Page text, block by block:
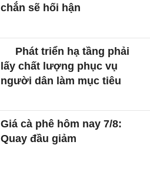
chắn sẽ hối hận
Phát triển hạ tầng phải
lấy chất lượng phục vụ
người dân làm mục tiêu
Giá cà phê hôm nay 7/8:
Quay đầu giảm